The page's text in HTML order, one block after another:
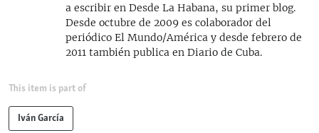
a escribir en Desde La Habana, su primer blog.
Desde octubre de 2009 es colaborador del
periódico El Mundo/América y desde febrero de
2011 también publica en Diario de Cuba.
This item is part of
Iván García